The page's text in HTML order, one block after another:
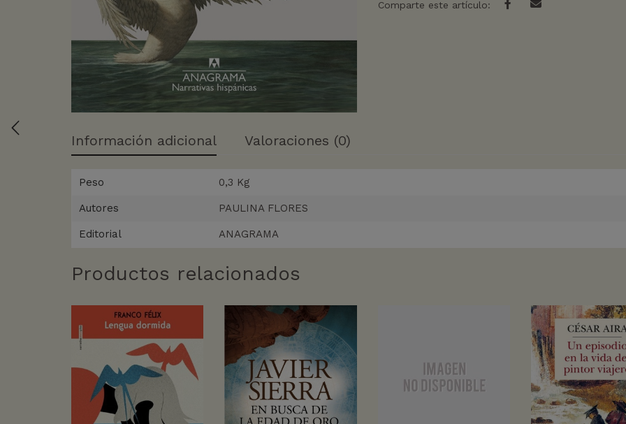
Comparte este artículo:
Información adicional Valoraciones (0)
Peso 0,3 Kg
Autores PAULINA FLORES
Editorial ANAGRAMA
Productos relacionados